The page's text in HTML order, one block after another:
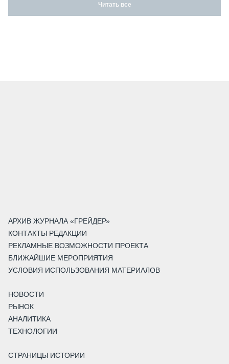
Читать все
АРХИВ ЖУРНАЛА «ГРЕЙДЕР»
КОНТАКТЫ РЕДАКЦИИ
РЕКЛАМНЫЕ ВОЗМОЖНОСТИ ПРОЕКТА
БЛИЖАЙШИЕ МЕРОПРИЯТИЯ
УСЛОВИЯ ИСПОЛЬЗОВАНИЯ МАТЕРИАЛОВ
НОВОСТИ
РЫНОК
АНАЛИТИКА
ТЕХНОЛОГИИ
СТРАНИЦЫ ИСТОРИИ